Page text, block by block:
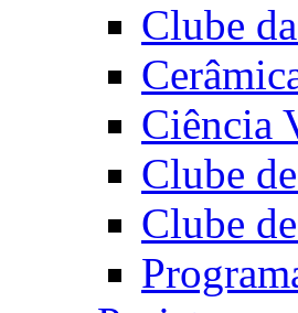
Clube
Ciência
Clube
Clube